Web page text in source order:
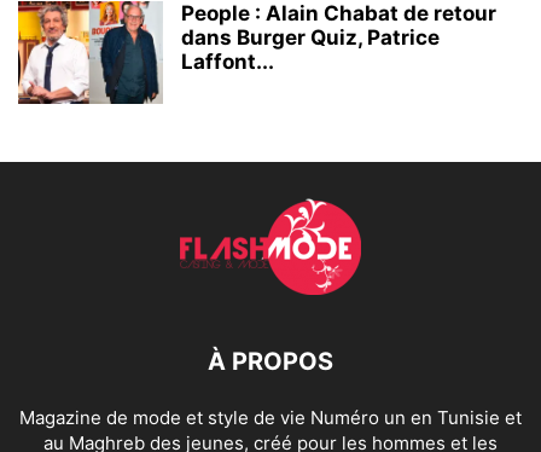
People : Alain Chabat de retour
dans Burger Quiz, Patrice
Laffont...
À PROPOS
Magazine de mode et style de vie Numéro un en Tunisie et
au Maghreb des jeunes, créé pour les hommes et les